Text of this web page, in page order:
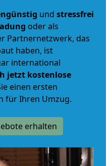
und stressfrei
oder als
Partnernetzwerk, das
haben, ist
international
jetzt kostenlose
einen ersten
für Ihren Umzug.
erhalten